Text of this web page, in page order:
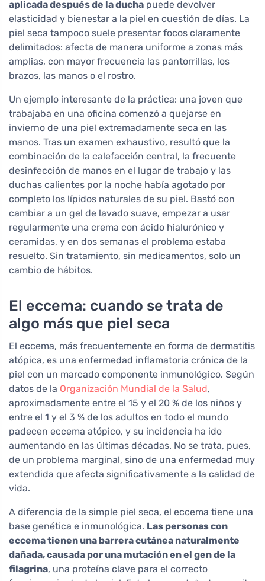
aplicada después de la ducha puede devolver
elasticidad y bienestar a la piel en cuestión de días. La
piel seca tampoco suele presentar focos claramente
delimitados: afecta de manera uniforme a zonas más
amplias, con mayor frecuencia las pantorrillas, los
brazos, las manos o el rostro.
Un ejemplo interesante de la práctica: una joven que
trabajaba en una oficina comenzó a quejarse en
invierno de una piel extremadamente seca en las
manos. Tras un examen exhaustivo, resultó que la
combinación de la calefacción central, la frecuente
desinfección de manos en el lugar de trabajo y las
duchas calientes por la noche había agotado por
completo los lípidos naturales de su piel. Bastó con
cambiar a un gel de lavado suave, empezar a usar
regularmente una crema con ácido hialurónico y
ceramidas, y en dos semanas el problema estaba
resuelto. Sin tratamiento, sin medicamentos, solo un
cambio de hábitos.
El eccema: cuando se trata de
algo más que piel seca
El eccema, más frecuentemente en forma de dermatitis
atópica, es una enfermedad inflamatoria crónica de la
piel con un marcado componente inmunológico. Según
datos de la Organización Mundial de la Salud,
aproximadamente entre el 15 y el 20 % de los niños y
entre el 1 y el 3 % de los adultos en todo el mundo
padecen eccema atópico, y su incidencia ha ido
aumentando en las últimas décadas. No se trata, pues,
de un problema marginal, sino de una enfermedad muy
extendida que afecta significativamente a la calidad de
vida.
A diferencia de la simple piel seca, el eccema tiene una
base genética e inmunológica. Las personas con
eccema tienen una barrera cutánea naturalmente
dañada, causada por una mutación en el gen de la
filagrina, una proteína clave para el correcto